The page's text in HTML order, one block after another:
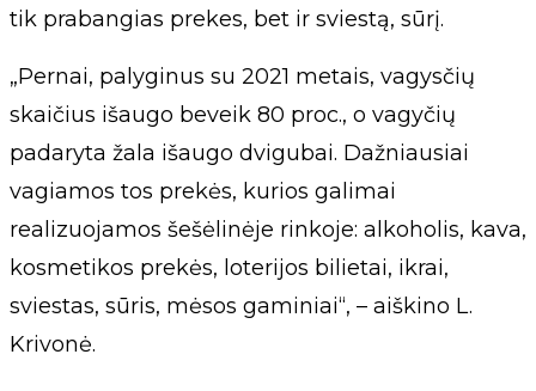
tik prabangias prekes, bet ir sviestą, sūrį.
„Pernai, palyginus su 2021 metais, vagysčių
skaičius išaugo beveik 80 proc., o vagyčių
padaryta žala išaugo dvigubai. Dažniausiai
vagiamos tos prekės, kurios galimai
realizuojamos šešėlinėje rinkoje: alkoholis, kava,
kosmetikos prekės, loterijos bilietai, ikrai,
sviestas, sūris, mėsos gaminiai“, – aiškino L.
Krivonė.